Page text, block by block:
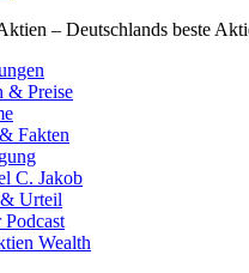
– Deutschlands beste
& Preise
Fakten
C. Jakob
Urteil
Podcast
Wealth